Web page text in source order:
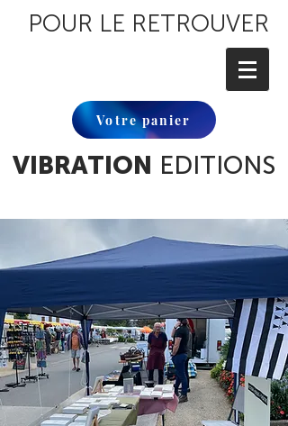
POUR LE RETROUVER
Votre panier
VIBRATION EDITIONS